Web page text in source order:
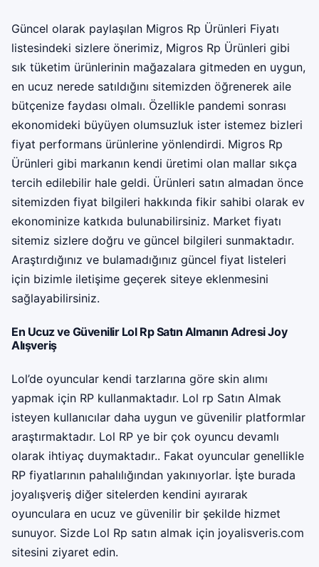
Güncel olarak paylaşılan Migros Rp Ürünleri Fiyatı
listesindeki sizlere önerimiz, Migros Rp Ürünleri gibi
sık tüketim ürünlerinin mağazalara gitmeden en uygun,
en ucuz nerede satıldığını sitemizden öğrenerek aile
bütçenize faydası olmalı. Özellikle pandemi sonrası
ekonomideki büyüyen olumsuzluk ister istemez bizleri
fiyat performans ürünlerine yönlendirdi. Migros Rp
Ürünleri gibi markanın kendi üretimi olan mallar sıkça
tercih edilebilir hale geldi. Ürünleri satın almadan önce
sitemizden fiyat bilgileri hakkında fikir sahibi olarak ev
ekonominize katkıda bulunabilirsiniz. Market fiyatı
sitemiz sizlere doğru ve güncel bilgileri sunmaktadır.
Araştırdığınız ve bulamadığınız güncel fiyat listeleri
için bizimle iletişime geçerek siteye eklenmesini
sağlayabilirsiniz.
En Ucuz ve Güvenilir Lol Rp Satın Almanın Adresi Joy
Alışveriş
Lol’de oyuncular kendi tarzlarına göre skin alımı
yapmak için RP kullanmaktadır. Lol rp Satın Almak
isteyen kullanıcılar daha uygun ve güvenilir platformlar
araştırmaktadır. Lol RP ye bir çok oyuncu devamlı
olarak ihtiyaç duymaktadır.. Fakat oyuncular genellikle
RP fiyatlarının pahalılığından yakınıyorlar. İşte burada
joyalışveriş diğer sitelerden kendini ayırarak
oyunculara en ucuz ve güvenilir bir şekilde hizmet
sunuyor. Sizde Lol Rp satın almak için joyalisveris.com
sitesini ziyaret edin.